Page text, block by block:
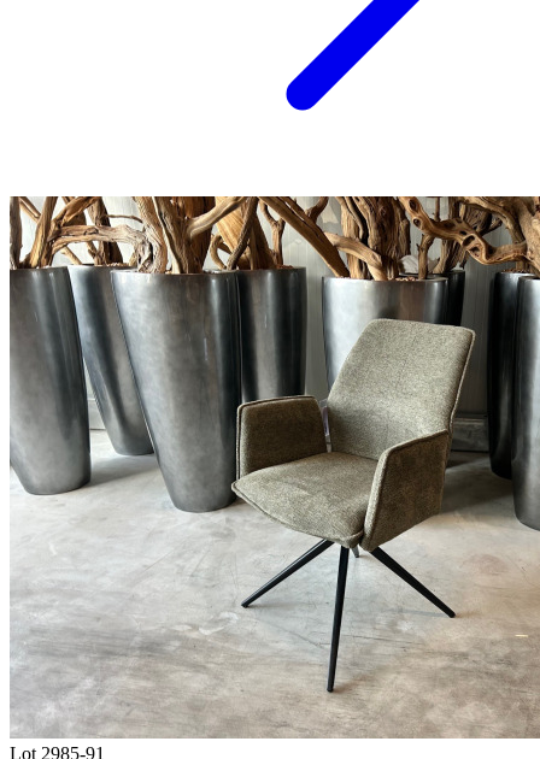
Lot 2985-91